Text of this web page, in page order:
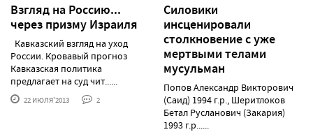
Взгляд на Россию...
через призму Израиля
Кавказский взгляд на уход
России. Кровавый прогноз
Кавказская политика
предлагает на суд чит......
22 ИЮЛЯ'2013 2
Силовики
инсценировали
столкновение с уже
мертвыми телами
мусульман
Попов Александр Викторович
(Саид) 1994 г.р., Шеритлоков
Бетал Русланович (Закария)
1993 г.р......